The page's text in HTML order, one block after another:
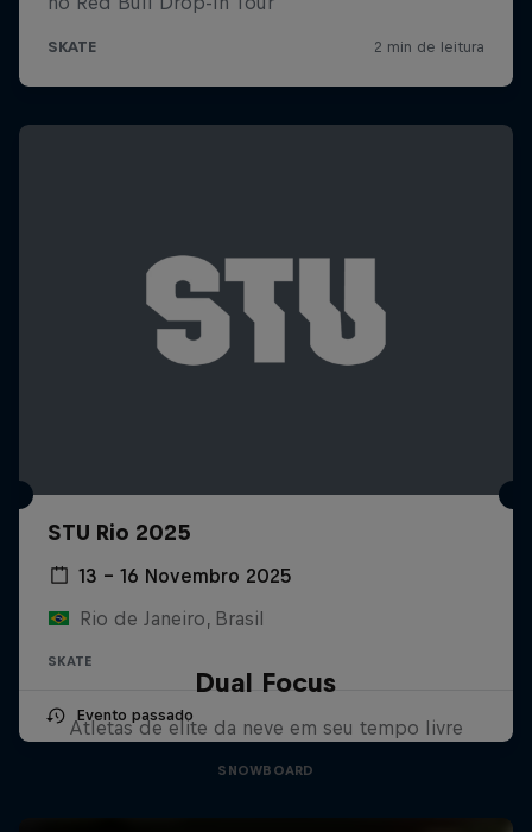
STU Rio 2025
13 – 16 Novembro 2025
Rio de Janeiro, Brasil
SKATE
Evento passado
Dual Focus
Atletas de elite da neve em seu tempo livre
SNOWBOARD